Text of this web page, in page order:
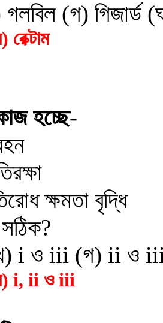
(গ) গিজার্ড
হচ্ছে-
ক্ষমতা বৃদ্ধি
i ও iii (গ) ii ও
i, ii ও iii